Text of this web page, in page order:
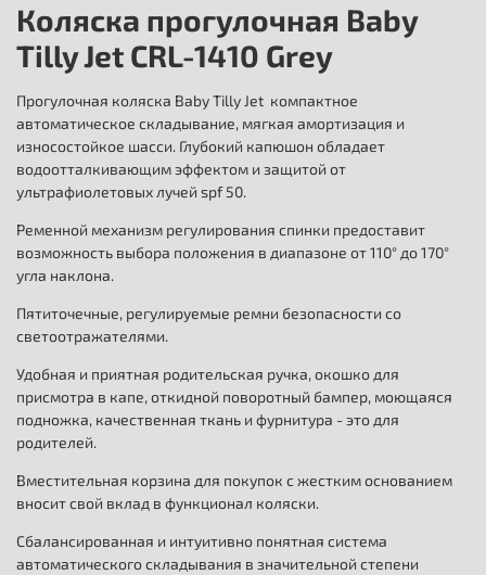
Коляска прогулочная Baby
Tilly Jet CRL-1410 Grey
Прогулочная коляска Baby Tilly Jet компактное
автоматическое складывание, мягкая амортизация и
износостойкое шасси. Глубокий капюшон обладает
водоотталкивающим эффектом и защитой от
ультрафиолетовых лучей spf 50.
Ременной механизм регулирования спинки предоставит
возможность выбора положения в диапазоне от 110° до 170°
угла наклона.
Пятиточечные, регулируемые ремни безопасности со
светоотражателями.
Удобная и приятная родительская ручка, окошко для
присмотра в капе, откидной поворотный бампер, моющаяся
подножка, качественная ткань и фурнитура - это для
родителей.
Вместительная корзина для покупок с жестким основанием
вносит свой вклад в функционал коляски.
Сбалансированная и интуитивно понятная система
автоматического складывания в значительной степени